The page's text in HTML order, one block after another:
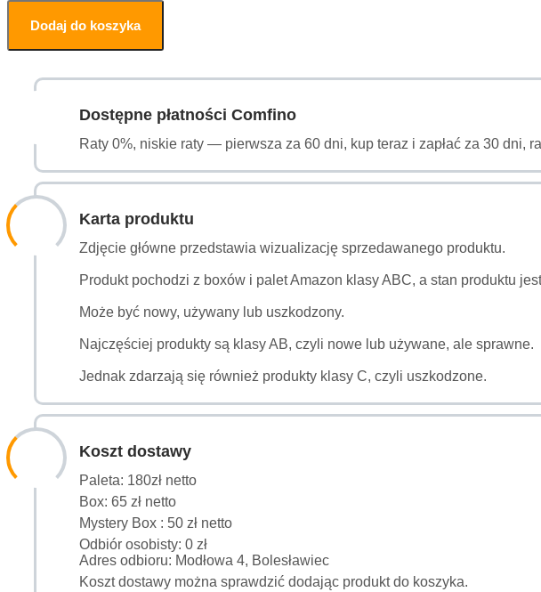
Dodaj do koszyka
Dostępne płatności Comfino
Raty 0%, niskie raty — pierwsza za 60 dni, kup teraz i zapłać za 30 dni,
Karta produktu
Zdjęcie główne przedstawia wizualizację sprzedawanego produktu.
Produkt pochodzi z boxów i palet Amazon klasy ABC, a stan produktu
Może być nowy, używany lub uszkodzony.
Najczęściej produkty są klasy AB, czyli nowe lub używane, ale sprawne.
Jednak zdarzają się również produkty klasy C, czyli uszkodzone.
Koszt dostawy
Paleta: 180zł netto
Box: 65 zł netto
Mystery Box : 50 zł netto
Odbiór osobisty: 0 zł
Adres odbioru: Modłowa 4, Bolesławiec
Koszt dostawy można sprawdzić dodając produkt do koszyka.